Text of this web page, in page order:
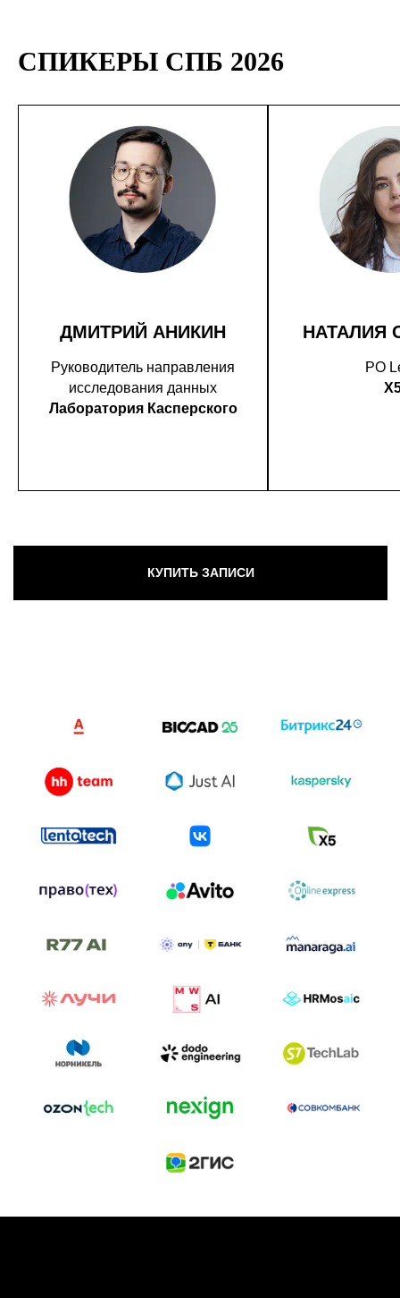
СПИКЕРЫ СПБ 2026
ДМИТРИЙ АНИКИН
Руководитель направления
исследования данных
Лаборатория Касперского
НАТАЛИЯ
PO
к построению бизнеса и созданию технологий под
И БИТВА АГЕНТОВ